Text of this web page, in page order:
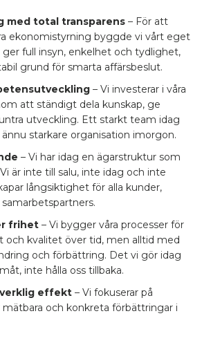
med total transparens – För att
ekonomistyrning byggde vi vårt eget
ger full insyn, enkelhet och tydlighet,
grund för smarta affärsbeslut.
– Vi investerar i våra
att ständigt dela kunskap, ge
utveckling. Ett starkt team idag
starkare organisation imorgon.
– Vi har idag en ägarstruktur som
är inte till salu, inte idag och inte
långsiktighet för alla kunder,
frihet – Vi bygger våra processer för
och kvalitet över tid, men alltid med
och förbättring. Det vi gör idag
inte hålla oss tillbaka.
effekt – Vi fokuserar på
och konkreta förbättringar i